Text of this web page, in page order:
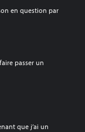
en question par
passer un
que j’ai un